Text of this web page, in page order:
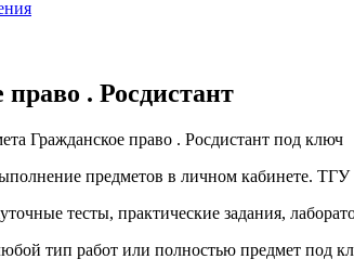
право . Росдистант
Гражданское право . Росдистант под ключ
предметов в личном кабинете. ТГУ
тесты, практические задания,
тип работ или полностью предмет под